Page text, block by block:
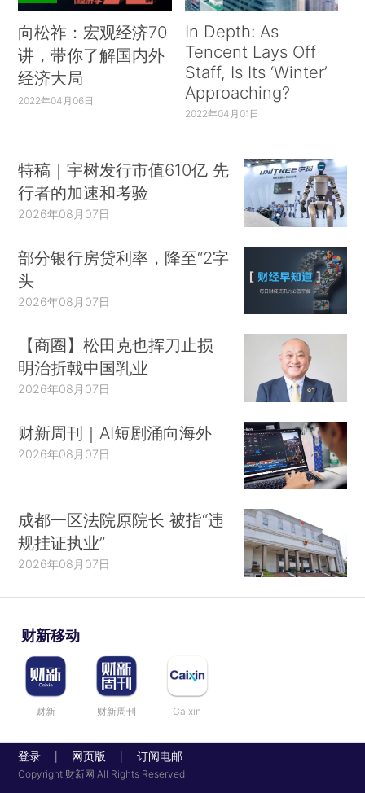
向松祚：宏观经济70
讲，带你了解国内外
经济大局
2022年04月06日
In Depth: As
Tencent Lays Off
Staff, Is Its ‘Winter’
Approaching?
2022年04月01日
特稿｜宇树发行市值610亿 先
行者的加速和考验
2026年08月07日
部分银行房贷利率，降至“2字
头
2026年08月07日
【商圈】松田克也挥刀止损
明治折戟中国乳业
2026年08月07日
财新周刊｜AI短剧涌向海外
2026年08月07日
成都一区法院原院长 被指“违
规挂证执业”
2026年08月07日
财新移动
财新 财新周刊 Caixin
登录 网页版 订阅电邮
Copyright 财新网 All Rights Reserved